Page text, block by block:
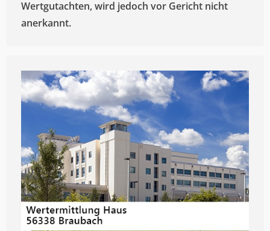
Wertgutachten, wird jedoch vor Gericht nicht
anerkannt.